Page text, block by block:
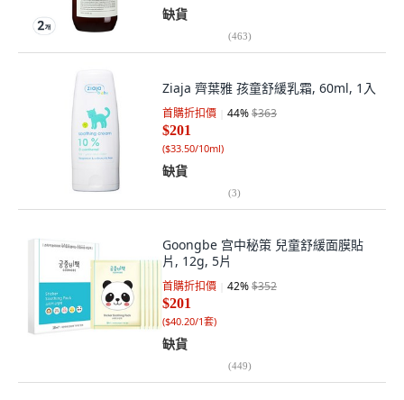
缺貨
(463)
Ziaja 齊葉雅 孩童舒緩乳霜, 60ml, 1入
首購折扣價 44%$363
$201
($33.50/10ml)
缺貨
(3)
Goongbe 宫中秘策 兒童舒緩面膜貼
片, 12g, 5片
首購折扣價 42%$352
$201
($40.20/1套)
缺貨
(449)